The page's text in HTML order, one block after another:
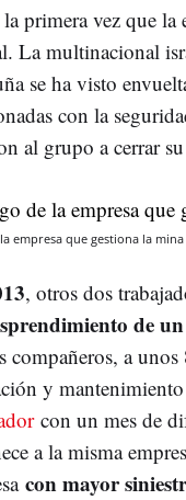
primera vez que la
La multinacional
se ha visto
con la
al grupo a cerrar
empresa que gestiona la mina
, otros dos
de
compañeros, a
y
con un mes de
a la misma
con mayor